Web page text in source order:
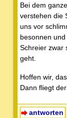
Bei dem
verstehen die
uns vor
besonnen
Schreier zwar
geht.
Hoffen wir,
Dann fliegt
antworten